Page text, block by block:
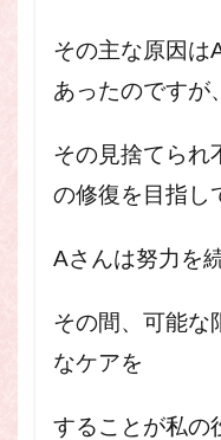
その主な原因は
あったのですが、
その見捨てられ
の修復を目指し
Aさんは努力を
その間、可能な
なケアを
することが私の